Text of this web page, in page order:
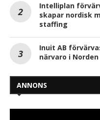
Intelliplan
skapar nordisk
staffing
Inuit AB
närvaro i Norden
ANNONS